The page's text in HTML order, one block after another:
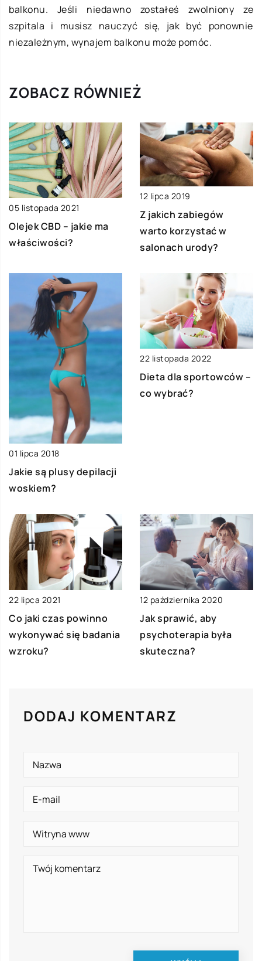
balkonu. Jeśli niedawno zostałeś zwolniony ze
szpitala i musisz nauczyć się, jak być ponownie
niezależnym, wynajem balkonu może pomóc.
ZOBACZ RÓWNIEŻ
05 listopada 2021
Olejek CBD – jakie ma
właściwości?
12 lipca 2019
Z jakich zabiegów
warto korzystać w
salonach urody?
01 lipca 2018
Jakie są plusy depilacji
woskiem?
22 listopada 2022
Dieta dla sportowców –
co wybrać?
22 lipca 2021
Co jaki czas powinno
wykonywać się badania
wzroku?
12 października 2020
Jak sprawić, aby
psychoterapia była
skuteczna?
DODAJ KOMENTARZ